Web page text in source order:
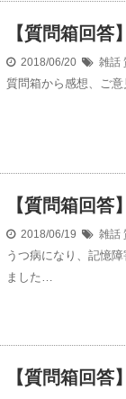
【質問箱回
2018/06/20 雑話
質問箱から感想、ご
【質問箱回
2018/06/19 雑話
うつ病になり、記憶
ました…
【質問箱回